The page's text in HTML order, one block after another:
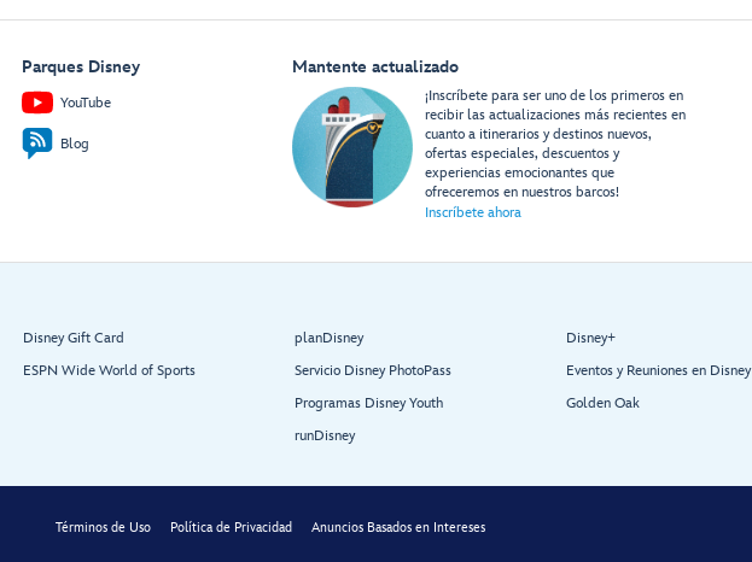
Aft Elevator
Parques Disney
YouTube
Blog
Mantente actualizado
¡Inscríbete para ser uno de los primeros en
recibir las actualizaciones más recientes en
cuanto a itinerarios y destinos nuevos,
ofertas especiales, descuentos y
experiencias emocionantes que
ofreceremos en nuestros barcos!
Inscríbete ahora
Disney Gift Card
ESPN Wide World of Sports
planDisney
Servicio Disney PhotoPass
Programas Disney Youth
runDisney
Disney+
Eventos y Reuniones en Disney
Golden Oak
Términos de Uso Política de Privacidad Anuncios Basados en Intereses